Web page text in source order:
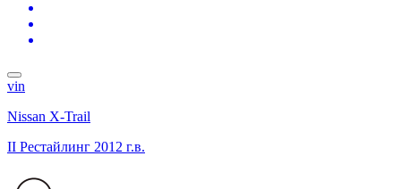
vin
Nissan X-Trail
II Рестайлинг 2012 г.в.